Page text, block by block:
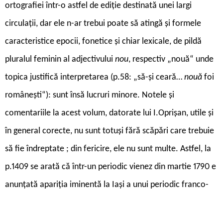
ortografiei într-o astfel de ediție destinată unei largi
circulații, dar ele n-ar trebui poate să atingă și formele
caracteristice epocii, fonetice și chiar lexicale, de pildă
pluralul feminin al adjectivului nou, respectiv „nouă“ unde
topica justifică interpretarea (p.58: „să-și ceară… nouă foi
românești“): sunt însă lucruri minore. Notele și
comentariile la acest volum, datorate lui I.Oprișan, utile și
în general corecte, nu sunt totuși fără scăpări care trebuie
să fie îndreptate ; din fericire, ele nu sunt multe. Astfel, la
p.1409 se arată că într-un periodic vienez din martie 1790 e
anunțată apariția iminentă la Iași a unui periodic franco-